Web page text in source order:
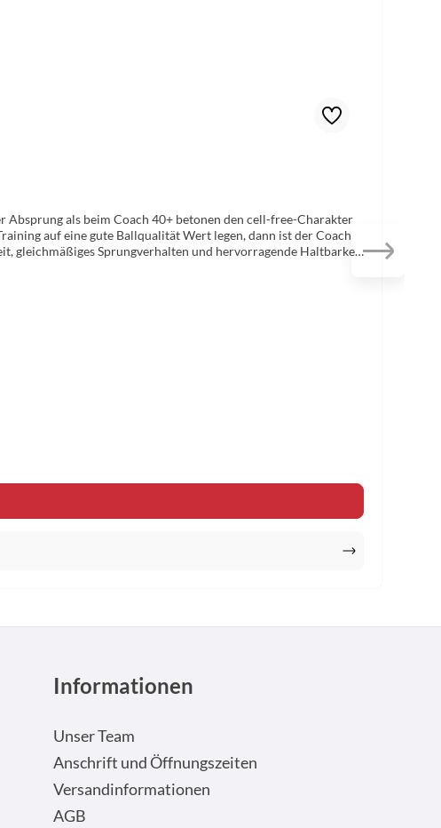
Absprung als beim Coach 40+ betonen den cell-free-Charakter
auf eine gute Ballqualität Wert legen, dann ist der Coach
gleichmäßiges Sprungverhalten und hervorragende Haltbarkeit
um die Anzahl zu erhöhen oder zu
Informationen
Unser Team
Anschrift und Öffnungszeiten
Versandinformationen
AGB